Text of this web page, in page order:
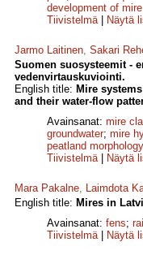
development of mire
Tiivistelmä| Näytä
Jarmo Laitinen, Sakari
Suomen suosysteemit -
vedenvirtauskuviointi.
English title: Mire
and their water-flow
Avainsanat: mire
groundwater; mire
peatland morphology
Tiivistelmä| Näytä
Mara Pakalne, Laimdota
English title: Mires in
Avainsanat: fens;
Tiivistelmä| Näytä